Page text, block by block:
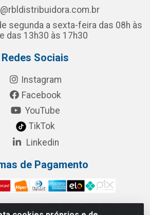
segunda a sexta-feira das 08h às
das 13h30 às 17h30
Redes Sociais
Instagram
Facebook
YouTube
TikTok
Linkedin
de Pagamento